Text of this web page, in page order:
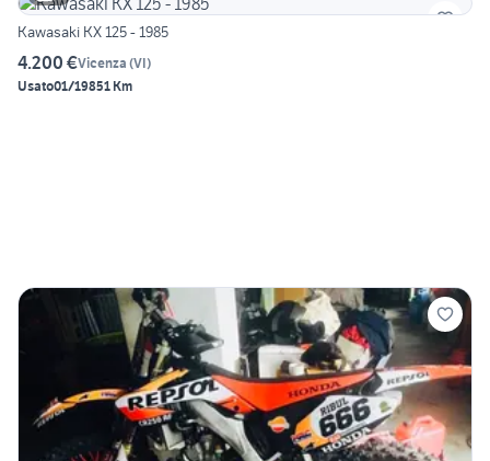
Kawasaki KX 125 - 1985
4.200 €Vicenza (VI)
Usato01/19851 Km